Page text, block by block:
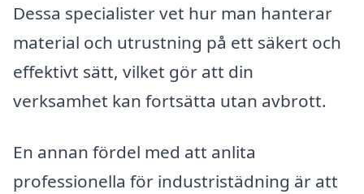
Dessa specialister vet hur man hanterar
material och utrustning på ett säkert och
effektivt sätt, vilket gör att din
verksamhet kan fortsätta utan avbrott.
En annan fördel med att anlita
professionella för industristädning är att